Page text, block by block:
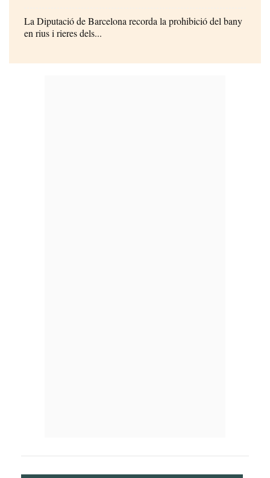
La Diputació de Barcelona recorda la prohibició del bany
en rius i rieres dels...